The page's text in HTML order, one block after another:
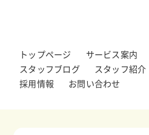
トップページ サービス案内
スタッフブログ
スタッフ紹介
採用情報
お問い合わせ